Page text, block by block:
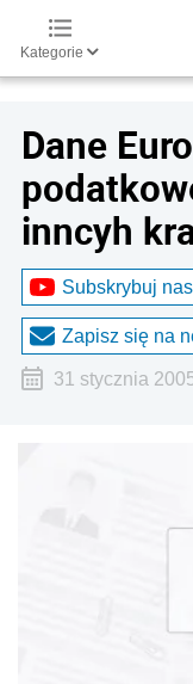
Kategorie
Dane
inncyh
Subskrybuj
Zapisz się na
31 stycznia